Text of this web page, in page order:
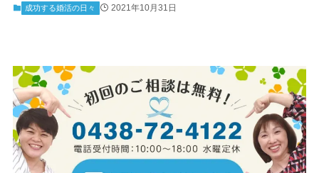
成功する婚活の日々 2021年10月31日